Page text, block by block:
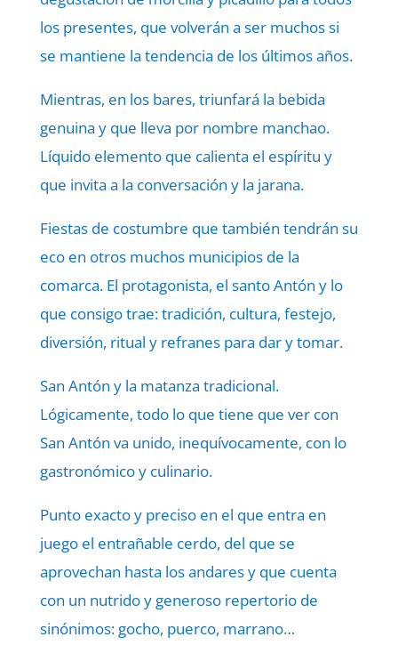
los presentes, que volverán a ser muchos si
se mantiene la tendencia de los últimos años.
Mientras, en los bares, triunfará la bebida
genuina y que lleva por nombre manchao.
Líquido elemento que calienta el espíritu y
que invita a la conversación y la jarana.
Fiestas de costumbre que también tendrán su
eco en otros muchos municipios de la
comarca. El protagonista, el santo Antón y lo
que consigo trae: tradición, cultura, festejo,
diversión, ritual y refranes para dar y tomar.
San Antón y la matanza tradicional.
Lógicamente, todo lo que tiene que ver con
San Antón va unido, inequívocamente, con lo
gastronómico y culinario.
Punto exacto y preciso en el que entra en
juego el entrañable cerdo, del que se
aprovechan hasta los andares y que cuenta
con un nutrido y generoso repertorio de
sinónimos: gocho, puerco, marrano…